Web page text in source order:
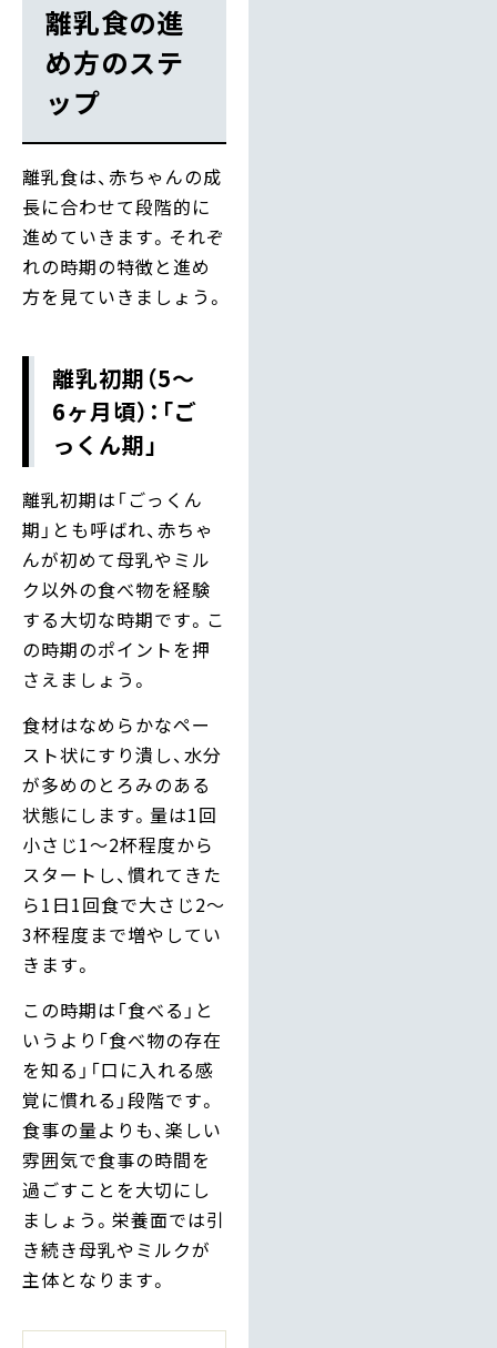
離乳食の進
め方のステ
ップ
離乳食は、赤ちゃんの成
長に合わせて段階的に
進めていきます。それぞ
れの時期の特徴と進め
方を見ていきましょう。
離乳初期（5〜
6ヶ月頃）：「ご
っくん期」
離乳初期は「ごっくん
期」とも呼ばれ、赤ちゃ
んが初めて母乳やミル
ク以外の食べ物を経験
する大切な時期です。こ
の時期のポイントを押
さえましょう。
食材はなめらかなペー
スト状にすり潰し、水分
が多めのとろみのある
状態にします。量は1回
小さじ1〜2杯程度から
スタートし、慣れてきた
ら1日1回食で大さじ2〜
3杯程度まで増やしてい
きます。
この時期は「食べる」と
いうより「食べ物の存在
を知る」「口に入れる感
覚に慣れる」段階です。
食事の量よりも、楽しい
雰囲気で食事の時間を
過ごすことを大切にし
ましょう。栄養面では引
き続き母乳やミルクが
主体となります。